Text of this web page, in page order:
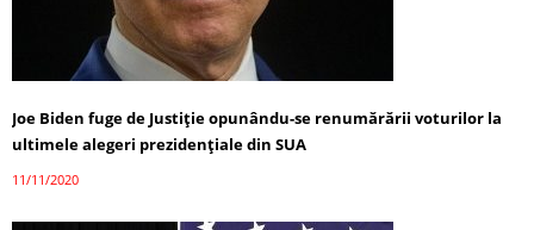
Joe Biden fuge de Justiție opunându-se renumărării voturilor la
ultimele alegeri prezidențiale din SUA
11/11/2020